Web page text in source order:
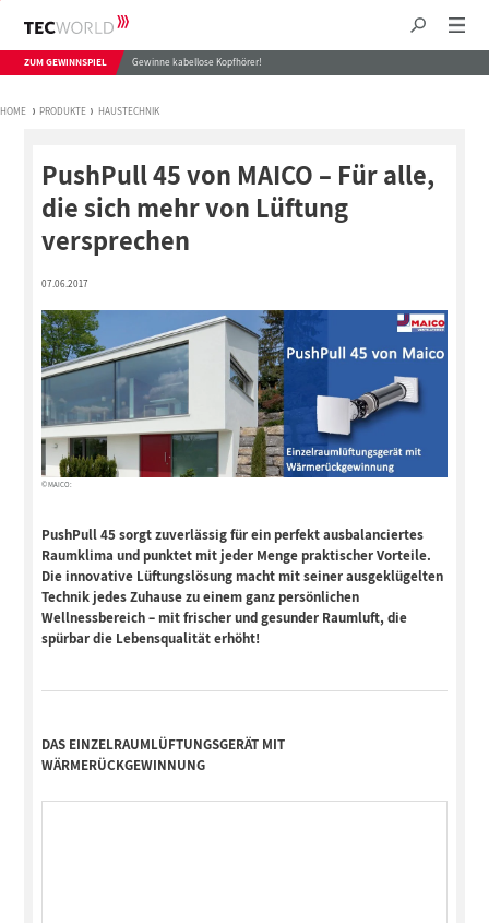
ZUM GEWINNSPIEL Gewinne kabellose Kopfhörer!
HOME PRODUKTE HAUSTECHNIK
PushPull 45 von MAICO – Für alle,
die sich mehr von Lüftung
versprechen
07.06.2017
© MAICO:
PushPull 45 sorgt zuverlässig für ein perfekt ausbalanciertes
Raumklima und punktet mit jeder Menge praktischer Vorteile.
Die innovative Lüftungslösung macht mit seiner ausgeklügelten
Technik jedes Zuhause zu einem ganz persönlichen
Wellnessbereich – mit frischer und gesunder Raumluft, die
spürbar die Lebensqualität erhöht!
DAS EINZELRAUMLÜFTUNGSGERÄT MIT
WÄRMERÜCKGEWINNUNG